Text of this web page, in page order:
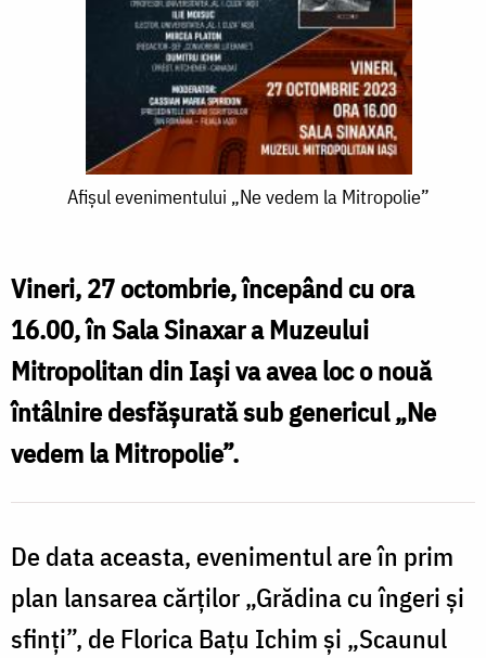
Afișul
vedem
la
Mitropolie”
Afișul evenimentului „Ne vedem la Mitropolie”
Vineri, 27 octombrie, începând cu ora
16.00, în Sala Sinaxar a Muzeului
Mitropolitan din Iași va avea loc o nouă
întâlnire desfășurată sub genericul „Ne
vedem la Mitropolie”.
De data aceasta, evenimentul are în prim
plan lansarea cărților „Grădina cu îngeri și
sfinți”, de Florica Bațu Ichim și „Scaunul